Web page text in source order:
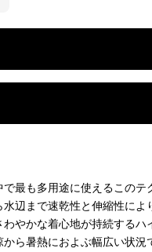
最も多用途に使えるこのテ
辺まで速乾性と伸縮性によ
やかな着心地が持続するハ
ら暑熱におよぶ幅広い状況